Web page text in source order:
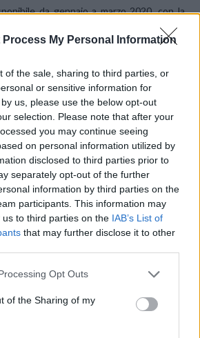
Process My Personal Information
of the sale, sharing to third parties, or
or sensitive information for
us, please use the below opt-out
selection. Please note that after your
you may continue seeing
on personal information utilized by
disclosed to third parties prior to
separately opt-out of the further
information by third parties on the
participants. This information may
to third parties on the IAB’s List of
that may further disclose it to other
Opt Outs
of the Sharing of my
da gennaio a marzo 2020, con la
di Fondazione TIM che propone
integrato ai Disturbi Specifici
LinkedIn Facebook
Stampa